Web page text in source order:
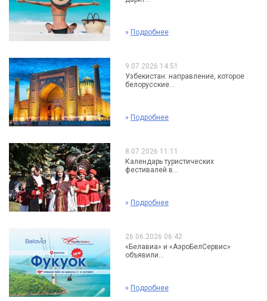
» Подробнее
9.07.2026 14:51
Узбекистан: направление, которое
белорусские...
» Подробнее
8.07.2026 11:11
Календарь туристических
фестивалей в...
» Подробнее
26.06.2026 06:42
«Белавиа» и «АэроБелСервис»
объявили...
» Подробнее